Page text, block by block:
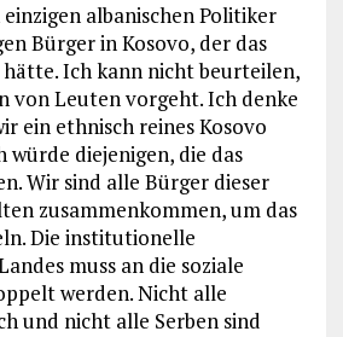
albanischen Politiker
Bürger in Kosovo, der das
Ich kann nicht beurteilen,
von Leuten vorgeht. Ich denke
ein ethnisch reines Kosovo
würde diejenigen, die das
Wir sind alle Bürger dieser
zusammenkommen, um das
Die institutionelle
muss an die soziale
werden. Nicht alle
und nicht alle Serben sind